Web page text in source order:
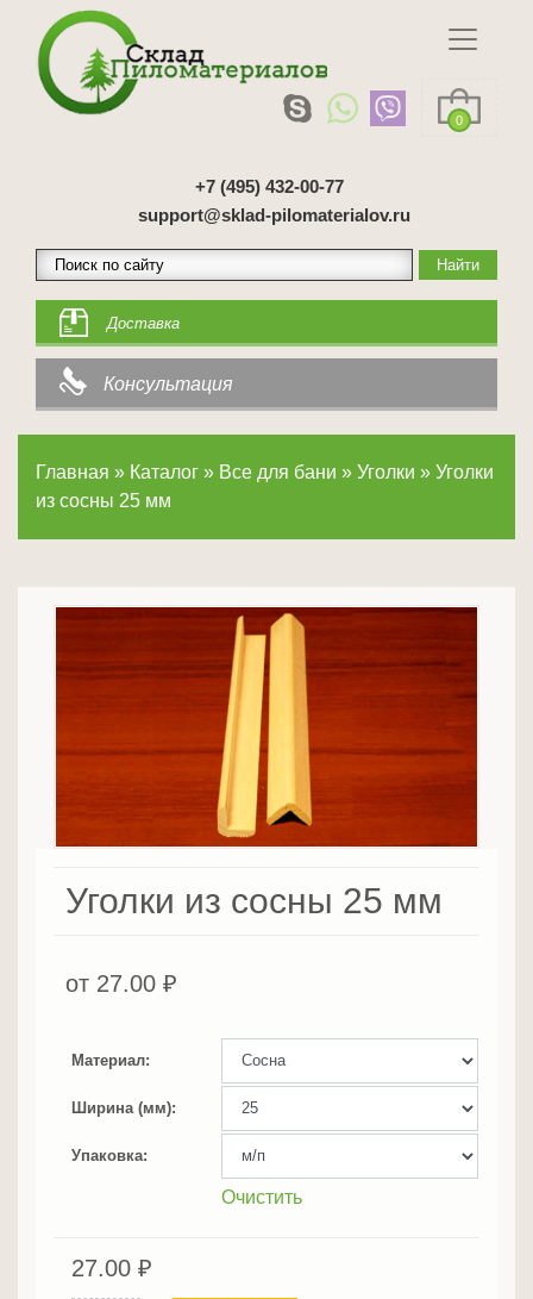
0
+7 (495) 432-00-77
support@sklad-pilomaterialov.ru
Доставка
Консультация
Главная » Каталог » Все для бани » Уголки » Уголки
из сосны 25 мм
Уголки из сосны 25 мм
от 27.00 ₽
Материал
Ширина (мм)
Упаковка
Очистить
27.00 ₽